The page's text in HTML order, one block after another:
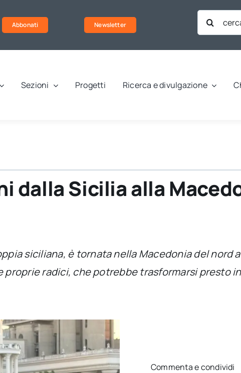
Abbonati Newsletter
Cerca
per:
Sezioni Progetti Ricerca e divulgazione
dalla Sicilia alla
siciliana, è tornata nella Macedonia del nord
radici, che potrebbe trasformarsi presto
Commenta e condividi